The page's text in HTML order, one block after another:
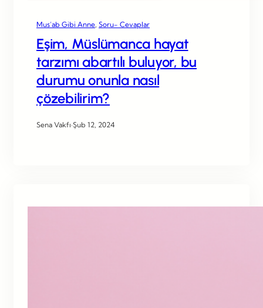
Mus’ab Gibi Anne Soru- Cevaplar
Eşim, Müslümanca hayat
tarzımı abartılı buluyor, bu
durumu onunla nasıl
çözebilirim?
Sena Vakfı·Şub 12, 2024